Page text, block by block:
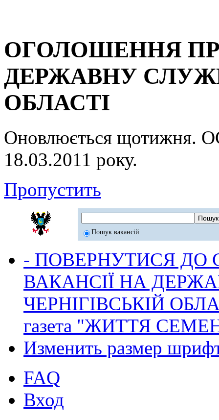
ОГОЛОШЕННЯ
ДЕРЖАВНУ
ОБЛАСТІ
Оновлюється
18.03.2011 року.
Пропустить
Пошук вакансій
- ПОВЕРНУТИСЯ ДО
ВАКАНСІЇ НА
ЧЕРНІГІВСЬКІЙ
газета "ЖИТТЯ
Изменить размер
FAQ
Вход